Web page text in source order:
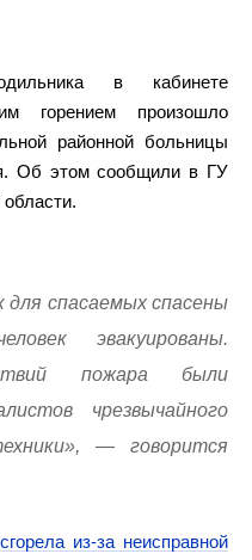
в кабинете
горением произошло
районной больницы
Об этом сообщили в ГУ
для спасаемых спасены
эвакуированы.
пожара были
чрезвычайного
— говорится
из-за неисправной